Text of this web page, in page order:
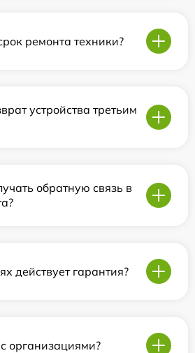
ремонта техники?
устройства третьим
обратную связь в
действует гарантия?
организациями?